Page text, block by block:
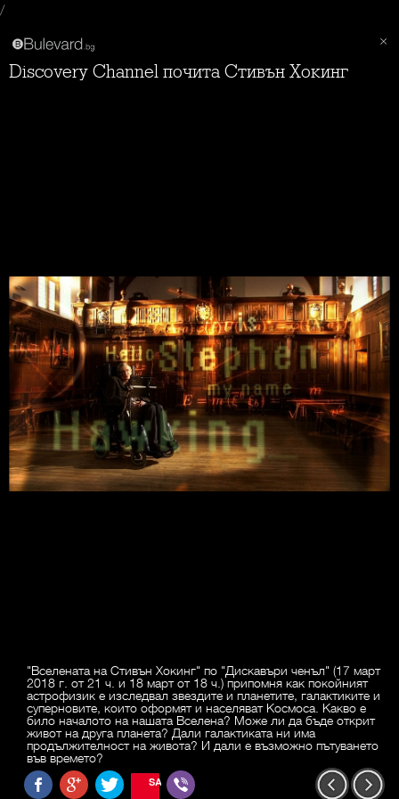
/
Discovery Channel почита Стивън Хокинг
"Вселената на Стивън Хокинг" по "Дискавъри ченъл" (17 март
2018 г. от 21 ч. и 18 март от 18 ч.) припомня как покойният
астрофизик е изследвал звездите и планетите, галактиките и
суперновите, които оформят и населяват Космоса. Какво е
било началото на нашата Вселена? Може ли да бъде открит
живот на друга планета? Дали галактиката ни има
продължителност на живота? И дали е възможно пътуването
във времето?
SAVE